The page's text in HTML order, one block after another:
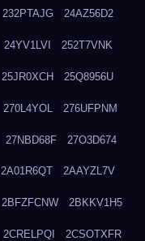
232PTAJG 24AZ56D2
24YV1LVI 252T7VNK
25JR0XCH 25Q8956U
270L4YOL 276UFPNM
27NBD68F 27O3D674
2A01R6QT 2AAYZL7V
2BFZFCNW 2BKKV1H5
2CRELPQI 2CSOTXFR